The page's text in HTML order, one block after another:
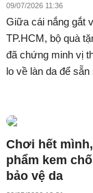
09/07/2026 11:36
Giữa cái nắng gắt
TP.HCM, bộ quà
đã chứng minh vị
lo về làn da để
Chơi hết
phẩm kem
bảo vệ da